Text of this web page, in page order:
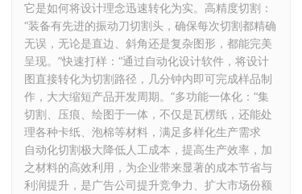
它是如何将设计理念迅速转化为实。高精度切割：
“装备有先进的振动刀切割头，确保每次切割都精确
无误，无论是直边、斜角还是复杂图形，都能完美
呈现。”快速打样：“通过自动化设计软件，将设计
图直接转化为切割路径，几分钟内即可完成样品制
作，大大缩短产品开发周期。”多功能一体化：“集
切割、压痕、绘图于一体，不仅是瓦楞纸，还能处
理各种卡纸、泡棉等材料，满足多样化生产需求
自动化切割极大降低人工成本，提高生产效率，加
之材料的高效利用，为企业带来显著的成本节省与
利润提升，是广告公司提升竞争力、扩大市场份额